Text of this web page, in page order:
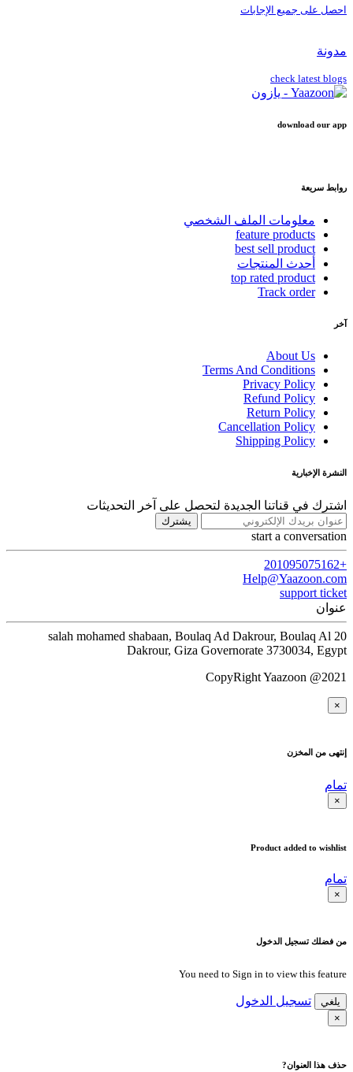
احصل على جميع الإجابات
مدونة
check latest blogs
download our app
روابط سريعة
معلومات الملف الشخصي
feature products
best sell product
أحدث المنتجات
top rated product
Track order
آخر
About Us
Terms And Conditions
Privacy Policy
Refund Policy
Return Policy
Cancellation Policy
Shipping Policy
النشرة الإخبارية
اشترك في قناتنا الجديدة لتحصل على آخر التحديثات
يشترك
start a conversation
+201095075162
Help@Yaazoon.com
support ticket
عنوان
20 salah mohamed shabaan, Boulaq Ad Dakrour, Boulaq Al
Dakrour, Giza Governorate 3730034, Egypt
CopyRight Yaazoon @2021
×
إنتهى من المخزن
تمام
×
Product added to wishlist
تمام
×
من فضلك تسجيل الدخول
You need to Sign in to view this feature
يلغي تسجيل الدخول
×
حذف هذا العنوان?